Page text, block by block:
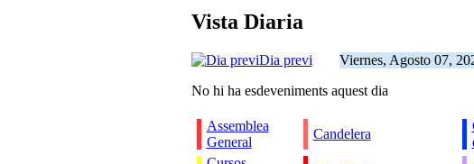
Vista Diaria
Dia previ Viernes, Agosto 07,
No hi ha esdeveniments aquest dia
Assemblea
General
Candelera